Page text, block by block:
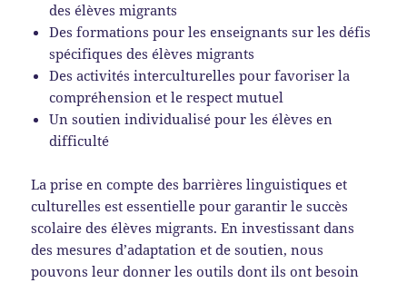
des élèves migrants
Des formations pour les enseignants sur les défis
spécifiques des élèves migrants
Des activités interculturelles pour favoriser la
compréhension et le respect mutuel
Un soutien individualisé pour les élèves en
difficulté
La prise en compte des barrières linguistiques et
culturelles est essentielle pour garantir le succès
scolaire des élèves migrants. En investissant dans
des mesures d’adaptation et de soutien, nous
pouvons leur donner les outils dont ils ont besoin